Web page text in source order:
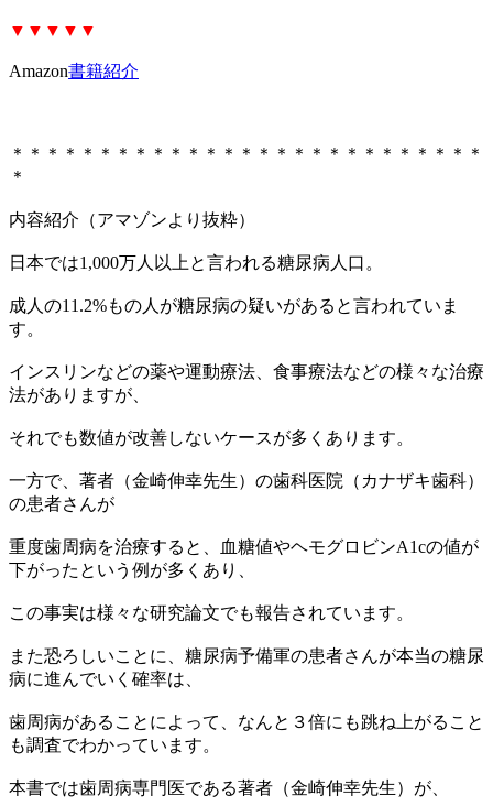
▼▼▼▼▼
Amazon書籍紹介
＊＊＊＊＊＊＊＊＊＊＊＊＊＊＊＊＊＊＊＊＊＊＊＊＊＊＊
＊
内容紹介（アマゾンより抜粋）
日本では1,000万人以上と言われる糖尿病人口。
成人の11.2%もの人が糖尿病の疑いがあると言われていま
す。
インスリンなどの薬や運動療法、食事療法などの様々な治療
法がありますが、
それでも数値が改善しないケースが多くあります。
一方で、著者（金崎伸幸先生）の歯科医院（カナザキ歯科）
の患者さんが
重度歯周病を治療すると、血糖値やヘモグロビンA1cの値が
下がったという例が多くあり、
この事実は様々な研究論文でも報告されています。
また恐ろしいことに、糖尿病予備軍の患者さんが本当の糖尿
病に進んでいく確率は、
歯周病があることによって、なんと３倍にも跳ね上がること
も調査でわかっています。
本書では歯周病専門医である著者（金崎伸幸先生）が、